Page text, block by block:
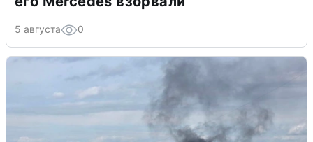
5 августа 0